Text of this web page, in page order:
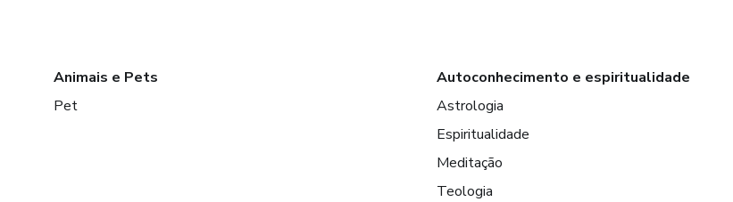
Animais e Pets
Pet
Autoconhecimento e espiritualidade
Astrologia
Espiritualidade
Meditação
Teologia